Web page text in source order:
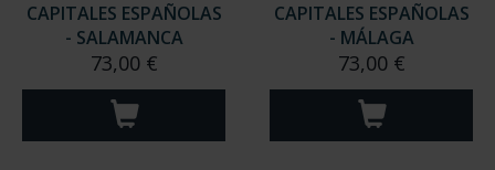
CAPITALES ESPAÑOLAS
- SALAMANCA
73,00 €
CAPITALES ESPAÑOLAS
- MÁLAGA
73,00 €